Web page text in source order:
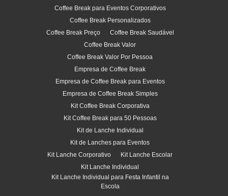
Coffee Break para Eventos Corporativos
Coffee Break Personalizados
Coffee Break Preço
Coffee Break Saudável
Coffee Break Valor
Coffee Break Valor Por Pessoa
Empresa de Coffee Break
Empresa de Coffee Break para Eventos
Empresa de Coffee Break Simples
Kit Coffee Break Corporativa
Kit Coffee Break para 50 Pessoas
Kit de Lanche Individual
Kit de Lanches para Eventos
Kit Lanche Corporativo
Kit Lanche Escolar
Kit Lanche Individual
Kit Lanche Individual para Festa Infantil na
Escola